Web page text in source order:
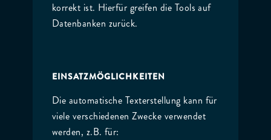
korrekt ist. Hierfür greifen die Tools auf
Datenbanken zurück.
EINSATZMÖGLICHKEITEN
Die automatische Texterstellung kann für
viele verschiedenen Zwecke verwendet
werden, z.B. für: